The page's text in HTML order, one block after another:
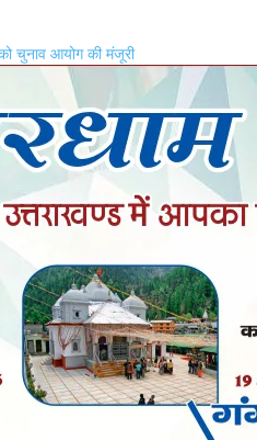
चुनाव आयोग की मंजूरी